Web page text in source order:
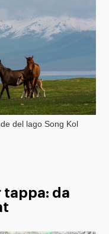
del lago Song Kol
tappa: da